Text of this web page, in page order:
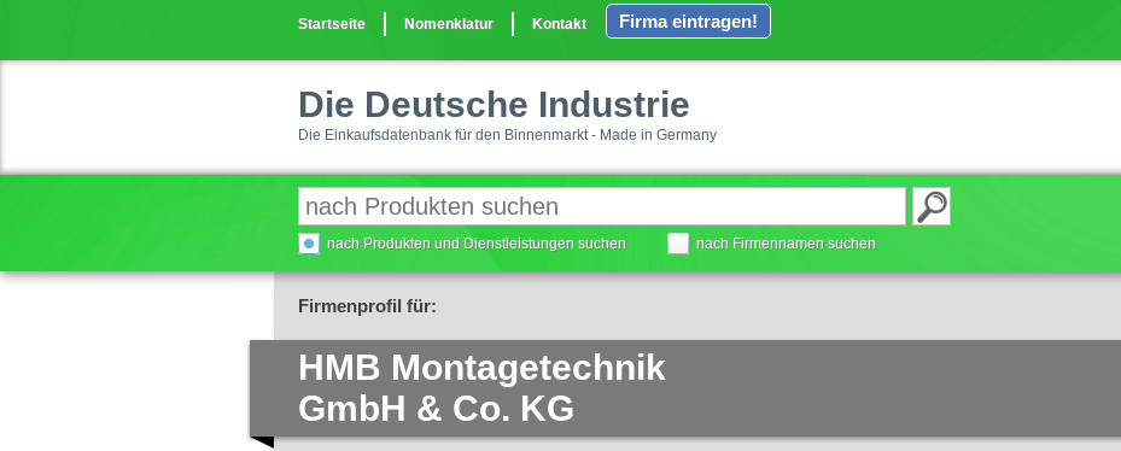
Startseite Nomenklatur Kontakt Firma eintragen!
Die Deutsche Industrie
Die Einkaufsdatenbank für den Binnenmarkt - Made in Germany
nach Produkten und Dienstleistungen suchen nach Firmennamen suchen
Firmenprofil für:
HMB Montagetechnik
GmbH & Co. KG